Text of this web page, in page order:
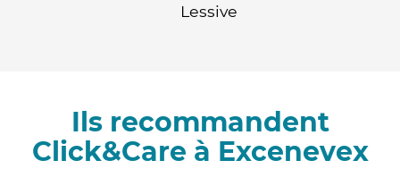
Lessive
Ils recommandent
Click&Care à Excenevex